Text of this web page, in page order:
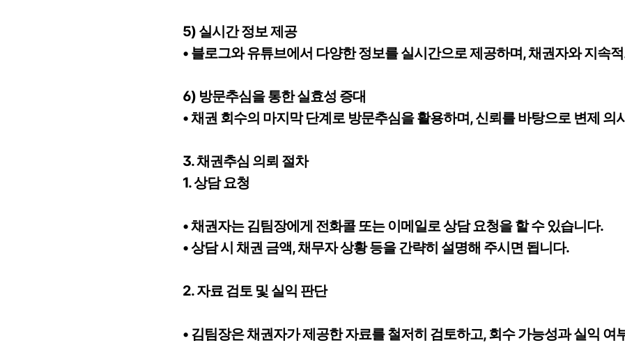
5) 실시간 정보 제공
• 블로그와 유튜브에서 다양한 정보를 실시간으로 제공하며, 채권자와 지속
6) 방문추심을 통한 실효성 증대
• 채권 회수의 마지막 단계로 방문추심을 활용하며, 신뢰를 바탕으로 변제 의
3. 채권추심 의뢰 절차
1. 상담 요청
• 채권자는 김팀장에게 전화콜 또는 이메일로 상담 요청을 할 수 있습니다.
• 상담 시 채권 금액, 채무자 상황 등을 간략히 설명해 주시면 됩니다.
2. 자료 검토 및 실익 판단
• 김팀장은 채권자가 제공한 자료를 철저히 검토하고, 회수 가능성과 실익 여